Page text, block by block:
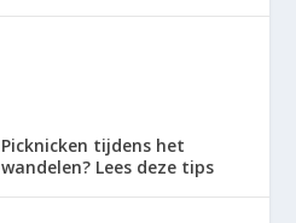
Picknicken tijdens het
wandelen? Lees deze tips